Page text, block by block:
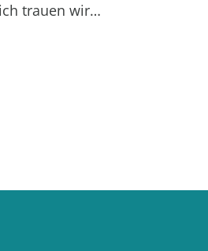
trauen wir…